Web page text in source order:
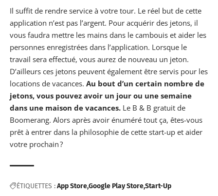
Il suffit de rendre service à votre tour. Le réel but de cette
application n’est pas l’argent. Pour acquérir des jetons, il
vous faudra mettre les mains dans le cambouis et aider les
personnes enregistrées dans l’application. Lorsque le
travail sera effectué, vous aurez de nouveau un jeton.
D’ailleurs ces jetons peuvent également être servis pour les
locations de vacances. Au bout d’un certain nombre de
jetons, vous pouvez avoir un jour ou une semaine
dans une maison de vacances. Le B & B gratuit de
Boomerang. Alors après avoir énuméré tout ça, êtes-vous
prêt à entrer dans la philosophie de cette start-up et aider
votre prochain ?
ÉTIQUETTES :App StoreGoogle Play StoreStart-Up